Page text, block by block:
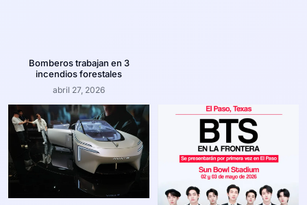
Bomberos trabajan en 3
incendios forestales
abril 27, 2026